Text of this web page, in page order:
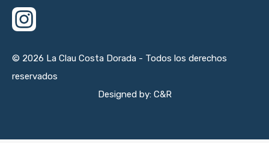
© 2026 La Clau Costa Dorada - Todos los derechos
reservados
Designed by: C&R